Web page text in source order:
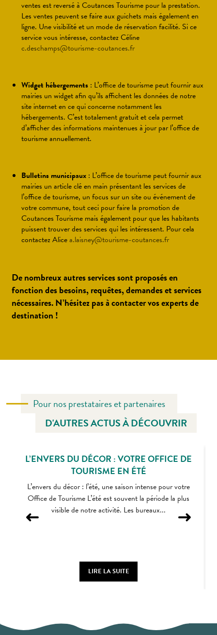
ventes est reversé à Coutances Tourisme pour la prestation.
Les ventes peuvent se faire aux guichets mais également en
ligne. Une visibilité et un mode de réservation facilité. Si ce
service vous intéresse, contactez Céline
c.deschamps@tourisme-coutances.fr
Widget hébergements : L’office de tourisme peut fournir aux
mairies un widget afin qu’ils affichent les données de notre
site internet en ce qui concerne notamment les
hébergements. C’est totalement gratuit et cela permet
d’afficher des informations maintenues à jour par l’office de
tourisme annuellement.
Bulletins municipaux : L’office de tourisme peut fournir aux
mairies un article clé en main présentant les services de
l’office de tourisme, un focus sur un site ou événement de
votre commune, tout ceci pour faire la promotion de
Coutances Tourisme mais également pour que les habitants
puissent trouver des services qui les intéressent. Pour cela
contactez Alicea.laisney@tourisme-coutances.fr
De nombreux autres services sont proposés en
fonction des besoins, requêtes, demandes et services
nécessaires. N’hésitez pas à contacter vos experts de
destination !
Pour nos prestataires et partenaires
D'AUTRES ACTUS À DÉCOUVRIR
L’ENVERS DU DÉCOR : VOTRE OFFICE DE
TOURISME EN ÉTÉ
L’envers du décor : l’été, une saison intense pour votre
Office de Tourisme L’été est souvent la période la plus
visible de notre activité. Les bureaux...
LIRE LA SUITE